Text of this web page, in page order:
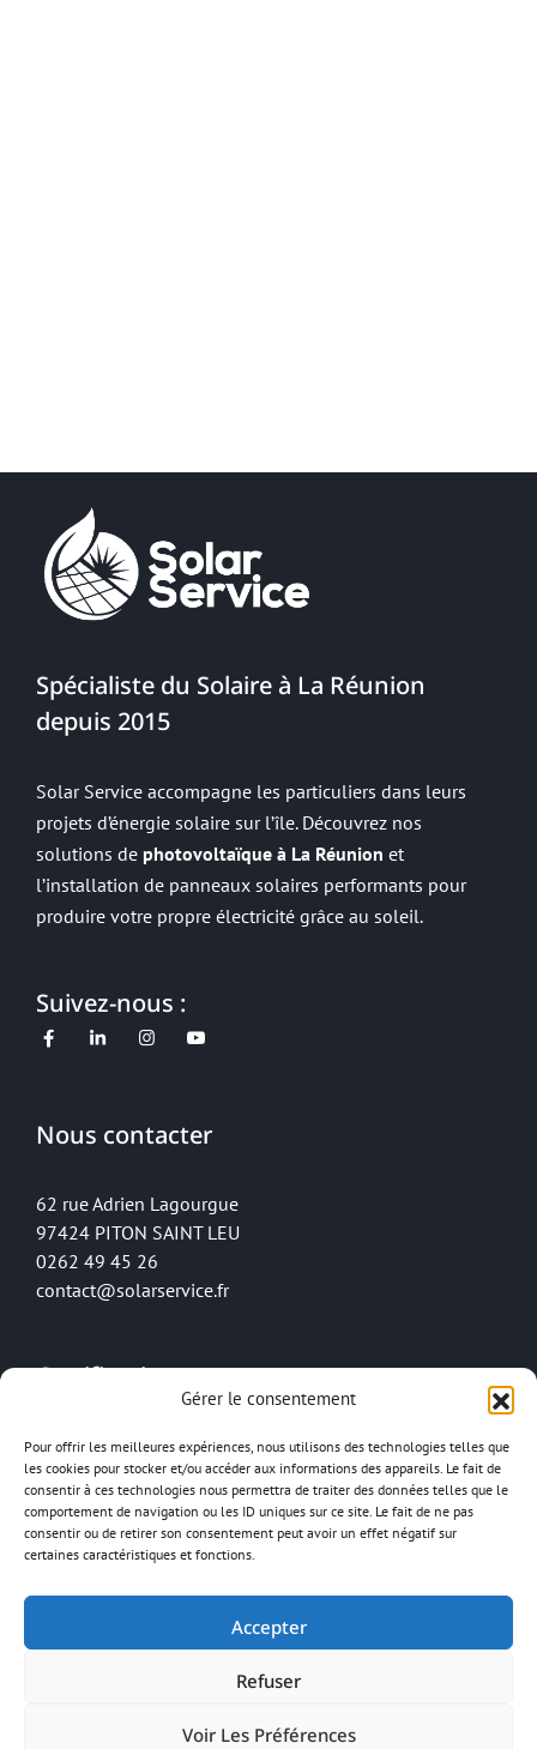
Gérer le consentement
Pour offrir les meilleures expériences, nous utilisons des technologies telles que
les cookies pour stocker et/ou accéder aux informations des appareils. Le fait de
consentir à ces technologies nous permettra de traiter des données telles que le
comportement de navigation ou les ID uniques sur ce site. Le fait de ne pas
consentir ou de retirer son consentement peut avoir un effet négatif sur
certaines caractéristiques et fonctions.
Accepter
Refuser
Voir Les Préférences
Spécialiste du Solaire à La Réunion
depuis 2015
Solar Service accompagne les particuliers dans leurs
projets d’énergie solaire sur l’île. Découvrez nos
solutions de photovoltaïque à La Réunion et
l’installation de panneaux solaires performants pour
produire votre propre électricité grâce au soleil.
Suivez-nous :
Nous contacter
62 rue Adrien Lagourgue
97424 PITON SAINT LEU
0262 49 45 26
contact@solarservice.fr
Certifications
Solar Service
Politique de confidentialité
Mentions légales